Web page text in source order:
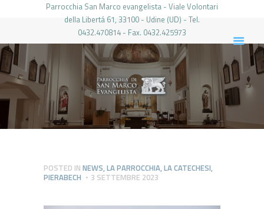
Parrocchia San Marco evangelista - Viale Volontari
della Libertá 61, 33100 - Udine (UD) - Tel.
0432.470814 - Fax. 0432.425973
PARROCCHIA DI SAN MARCO UDINE
HOME
LA PARROCCHIA
IL PARROCO
LE ATTIVITÀ
PIERABECH
FOTO E VIDEO
CONTATTI
POSTED IN NEWS,LA PARROCCHIA,LA CATECHESI,
PIERABECH
3 SETTEMBRE 2023